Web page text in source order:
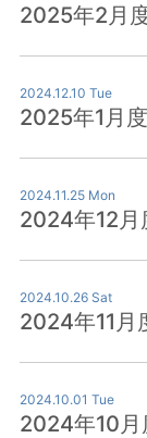
2025年2月
2024.12.10 Tue
2025年1月
2024.11.25 Mon
2024年12月
2024.10.26 Sat
2024年11月
2024.10.01 Tue
2024年10月